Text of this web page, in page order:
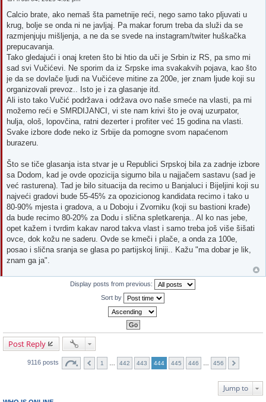
o
s
t
Calcio brate, ako nemaš šta pametnije reći, nego samo tako pljuvati u
krug, bolje se onda ni ne javljaj. Pa makar forum treba da služi da se
razmjenjuju mišljenja, a ne da se svede na instagram/twiter huškačka
prepucavanja.
Tako gledajući i onaj kreten što bi htio da uči je Srbin iz RS, pa smo mi
sad svi Vučićevi. Ne sporim da iz Srpske ima svakakvih pojava, kao što
je da se dovlače ljudi na Vučićeve mitine za 200e, jer znam ljude koji su
organizovali prevoz.. Isto je i za glasanje itd.
Ali isto tako Vučić podržava i održava ovo naše smeće na vlasti, pa mi
možemo reći e SMRDIJANCI, vi ste nam krivi što je ovaj uzurpator,
hulja, ološ, lopovčina, ratni dezerter i profiter već 15 godina na vlasti.
Svake izbore dođe neko iz Srbije da pomogne svom napaćenom
burazeru.
Što se tiče glasanja ista stvar je u Republici Srpskoj bila za zadnje izbore
sa Dodom, kad je ovde opozicija sigurno bila u najjačem sastavu (sad je
već rasturena). Tad je bilo situacija da recimo u Banjaluci i Bijeljini koji su
najveći gradovi bude 55-45% za opozicionog kandidata recimo i tako u
80-90% mjesta i gradova, a u Doboju i Zvorniku (koji su bastioni krađe)
da bude recimo 80-20% za Dodu i slična spletkarenja.. Al ko nas jebe,
opet kažem i tvrdim kakav narod takva vlast i samo treba još više šišati
ovce, dok kožu ne saderu. Ovde se kmeči i plače, a onda za 100e,
posao i slična sranja se glasa po partijskoj liniji.. Kažu "ma dobar je lik,
znam ga ja".
Display posts from previous:
Sort by
Post Reply
9116 posts 1 … 442 443 444 445 446 … 456
Jump to